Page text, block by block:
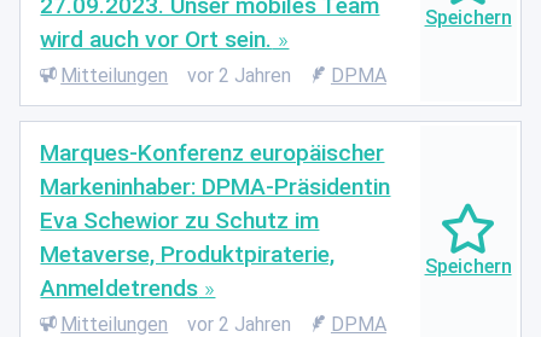
27.09.2023. Unser mobiles Team
wird auch vor Ort sein.
Mitteilungen vor 2 Jahren DPMA
Marques-Konferenz europäischer
Markeninhaber: DPMA-Präsidentin
Eva Schewior zu Schutz im
Metaverse, Produktpiraterie,
Anmeldetrends
Mitteilungen vor 2 Jahren DPMA